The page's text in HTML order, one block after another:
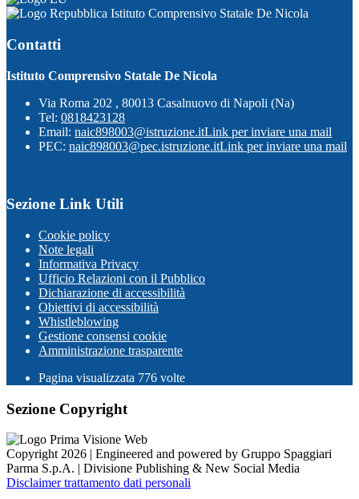
Istituto Comprensivo Statale De Nicola
Contatti
Istituto Comprensivo Statale De Nicola
Via Roma 202 , 80013 Casalnuovo di Napoli (Na)
Tel: 0818423128
Email: naic898003@istruzione.itLink per inviare una mail
PEC: naic898003@pec.istruzione.itLink per inviare una mail
Sezione Link Utili
Cookie policy
Note legali
Informativa Privacy
Ufficio Relazioni con il Pubblico
Dichiarazione di accessibilità
Obiettivi di accessibilità
Whistleblowing
Gestione consensi cookie
Amministrazione trasparente
Pagina visualizzata 776 volte
Sezione Copyright
Copyright 2026 | Engineered and powered by Gruppo Spaggiari
Parma S.p.A. | Divisione Publishing & New Social Media
Disclaimer trattamento dati personali